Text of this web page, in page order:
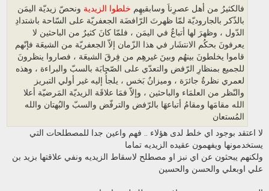
فالكثيرُ من أهل عصرِناَ وسابقيهِم خلطوا الزيدية ونحصّ زيديّة اليمَن
بالذّكر بالجاروديّة لمّا ظهرتَ الرّافضَة الجعفريّة على السّاحة باشتدادِ
الدّول ، وظهرَ لها أتباعٌ في اليمَن ، فلمّا كانَ كثيرٌ من الباحثين لا
يعرفونَ بحكُم الانتشَار في هذا الزّمان إلاّ الجعفريّة من الشيعَة فإنّهم
قاموا يخلطونَ بينهُم وبينَ غيرهِم من فِرقَ الشيعَة ، فصاروا ينظرونَ
للجميع بمنظارِ الرّفض والتعدّي على الصّحابَة بالسبّ والبراءة ، وهذه
لعمري نظرةٌ جائرَة ، وميزانٌ بَخس ، يلجأُ إليه غير أولي التبريز
والنّظر من العلمَاء والباحثين ، وإلاّ فمَا علاقَة الزيديّة المَرضيّة أعلا
الله مقامَها ومقامُ أتباعهَا بالرّفض والترفّض والسبّ والبُهتان والله
المُستعان
لا اعتقد بوجود اي خلط لدى هؤلاء .. فهم واعين جدا للمصطلحات التي
يستخدمونها ويفهمون عقيده الزيديه تماما
ولكنهم يبحثون عن اي نبز او مصطلح لاسقاط الزيديه ونفي علاقتها بزيد بن
علي اوبعلي والحسن والحسين